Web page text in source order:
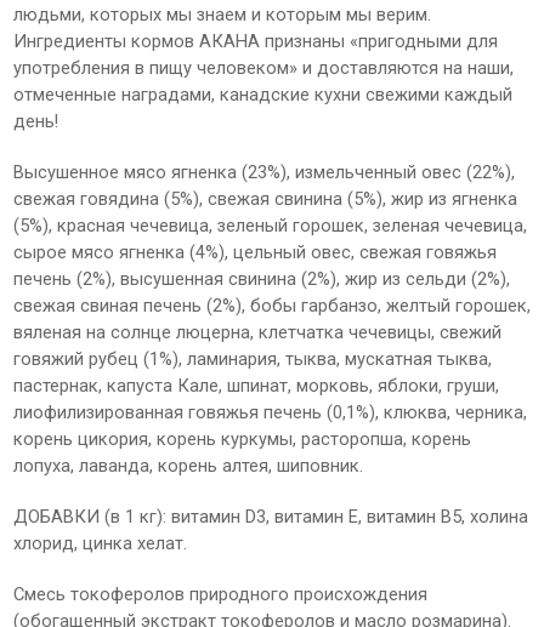
людьми, которых мы знаем и которым мы верим.
Ингредиенты кормов АКАНА признаны «пригодными для
употребления в пищу человеком» и доставляются на наши,
отмеченные наградами, канадские кухни свежими каждый
день!
Высушенное мясо ягненка (23%), измельченный овес (22%),
свежая говядина (5%), свежая свинина (5%), жир из ягненка
(5%), красная чечевица, зеленый горошек, зеленая чечевица,
сырое мясо ягненка (4%), цельный овес, свежая говяжья
печень (2%), высушенная свинина (2%), жир из сельди (2%),
свежая свиная печень (2%), бобы гарбанзо, желтый горошек,
вяленая на солнце люцерна, клетчатка чечевицы, свежий
говяжий рубец (1%), ламинария, тыква, мускатная тыква,
пастернак, капуста Кале, шпинат, морковь, яблоки, груши,
лиофилизированная говяжья печень (0,1%), клюква, черника,
корень цикория, корень куркумы, расторопша, корень
лопуха, лаванда, корень алтея, шиповник.
ДОБАВКИ (в 1 кг): витамин D3, витамин E, витамин B5, холина
хлорид, цинка хелат.
Смесь токоферолов природного происхождения
(обогащенный экстракт токоферолов и масло розмарина).